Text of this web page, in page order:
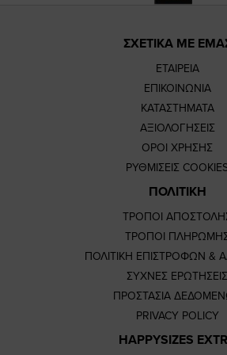
ΣΧΕΤΙΚΑ ΜΕ
ΕΤΑΙΡΕΙΑ
ΕΠΙΚΟΙΝΩΝΙΑ
ΚΑΤΑΣΤΗΜΑΤΑ
ΑΞΙΟΛΟΓΗΣΕΙΣ
ΟΡΟΙ ΧΡΗΣΗΣ
ΡΥΘΜΙΣΕΙΣ
ΠΟΛΙΤΙΚΗ
ΤΡΟΠΟΙ
ΤΡΟΠΟΙ
ΠΟΛΙΤΙΚΗ ΕΠΙΣΤΡΟΦΩΝ &
ΣΥΧΝΕΣ ΕΡΩΤΗΣΕΙΣ
ΠΡΟΣΤΑΣΙΑ
PRIVACY POLICY
HAPPYSIZES